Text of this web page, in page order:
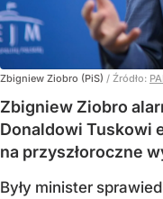
Zbigniew Ziobro (PiS) / Źródło:
Zbigniew Ziobro
Donaldowi Tuskowi
na przyszłoroczne
Były minister